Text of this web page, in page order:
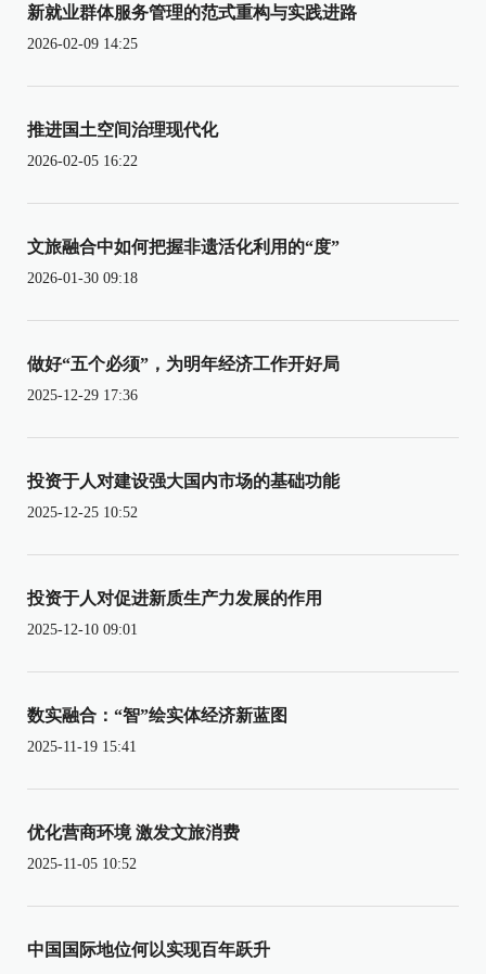
新就业群体服务管理的范式重构与实践进路
2026-02-09 14:25
推进国土空间治理现代化
2026-02-05 16:22
文旅融合中如何把握非遗活化利用的“度”
2026-01-30 09:18
做好“五个必须”，为明年经济工作开好局
2025-12-29 17:36
投资于人对建设强大国内市场的基础功能
2025-12-25 10:52
投资于人对促进新质生产力发展的作用
2025-12-10 09:01
数实融合：“智”绘实体经济新蓝图
2025-11-19 15:41
优化营商环境 激发文旅消费
2025-11-05 10:52
中国国际地位何以实现百年跃升